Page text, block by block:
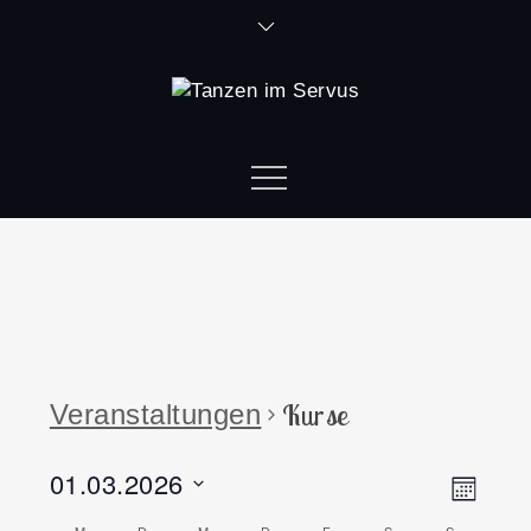
Veranstaltungen Kurse
Monat
01.03.2026
Datum